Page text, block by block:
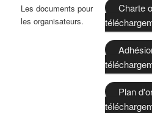
Les documents pour
les organisateurs.
Charte
Plan